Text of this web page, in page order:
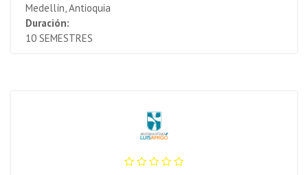
Medellín, Antioquia
Duración:
10 SEMESTRES